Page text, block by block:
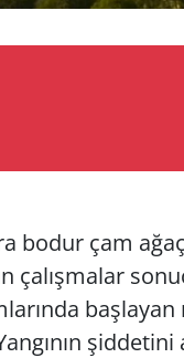
bodur çam
çalışmalar
şiddetini